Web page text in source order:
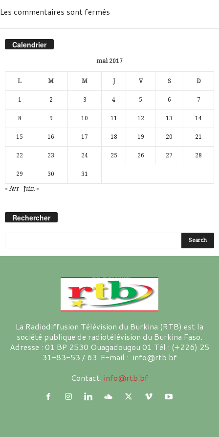
Les commentaires sont fermés
Calendrier
mai 2017
L M M J V S D
1 2 3 4 5 6 7
8 9 10 11 12 13 14
15 16 17 18 19 20 21
22 23 24 25 26 27 28
29 30 31
« Avr Juin »
Rechercher
La Radiodiffusion Télévision du Burkina (RTB) est la
société publique de radiotélévision du Burkina Faso.
Adresse : 01 BP 2530 Ouagadougou 01 Tél : (+226) 25
31-83-53 / 63 E-mail : info@rtb.bf
Contact: info@rtb.bf